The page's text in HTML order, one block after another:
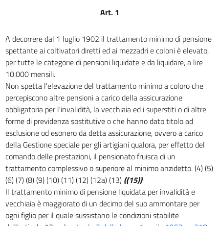
26
27
28
29
30
31
32
33
Art. 1
A decorrere dal 1 luglio 1902 il trattamento minimo di pensione
spettante ai coltivatori diretti ed ai mezzadri e coloni è elevato,
per tutte le categorie di pensioni liquidate e da liquidare, a lire
10.000 mensili.
Non spetta l'elevazione del trattamento minimo a coloro che
percepiscono altre pensioni a carico della assicurazione
obbligatoria per l'invalidità, la vecchiaia ed i superstiti o di altre
forme di previdenza sostitutive o che hanno dato titolo ad
esclusione od esonero da detta assicurazione, ovvero a carico
della Gestione speciale per gli artigiani qualora, per effetto del
comando delle prestazioni, il pensionato fruisca di un
trattamento complessivo o superiore al minimo anzidetto. (4) (5)
(6) (7) (8) (9) (10) (11) (12) (12a) (13) ((15))
Il trattamento minimo di pensione liquidata per invalidità e
vecchiaia è maggiorato di un decimo del suo ammontare per
ogni figlio per il quale sussistano le condizioni stabilite